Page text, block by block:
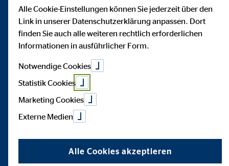
Alle Cookie-Einstellungen können Sie jederzeit über den
Link in unserer Datenschutzerklärung anpassen. Dort
finden Sie auch alle weiteren rechtlich erforderlichen
Informationen in ausführlicher Form.
Notwendige Cookies
Statistik Cookies
Marketing Cookies
Externe Medien
Alle Cookies akzeptieren